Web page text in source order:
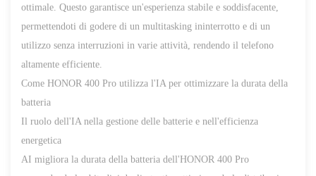
ottimale. Questo garantisce un'esperienza stabile e soddisfacente,
permettendoti di godere di un multitasking ininterrotto e di un
utilizzo senza interruzioni in varie attività, rendendo il telefono
altamente efficiente.
Come HONOR 400 Pro utilizza l'IA per ottimizzare la durata della
batteria
Il ruolo dell'IA nella gestione delle batterie e nell'efficienza
energetica
AI migliora la durata della batteria dell'HONOR 400 Pro